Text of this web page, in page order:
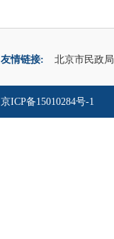
友情链接: 北京市民政局
京ICP备15010284号-1